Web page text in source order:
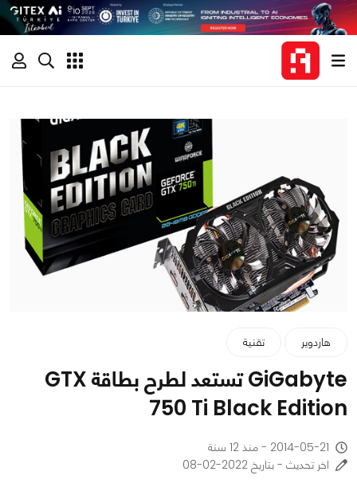
هاردوير تقنية
GiGabyte تستعد لطرح بطاقة GTX
750 Ti Black Edition
2014-05-21 - منذ 12 سنة
اخر تحديث - بتاريخ 2022-02-08